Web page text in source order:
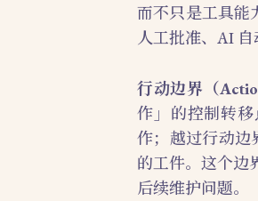
而不只是工具能
人工批准、AI
行动边界（
作」的控制转
作；越过行动边
的工件。这个边
后续维护问题。